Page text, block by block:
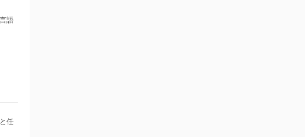
語
任